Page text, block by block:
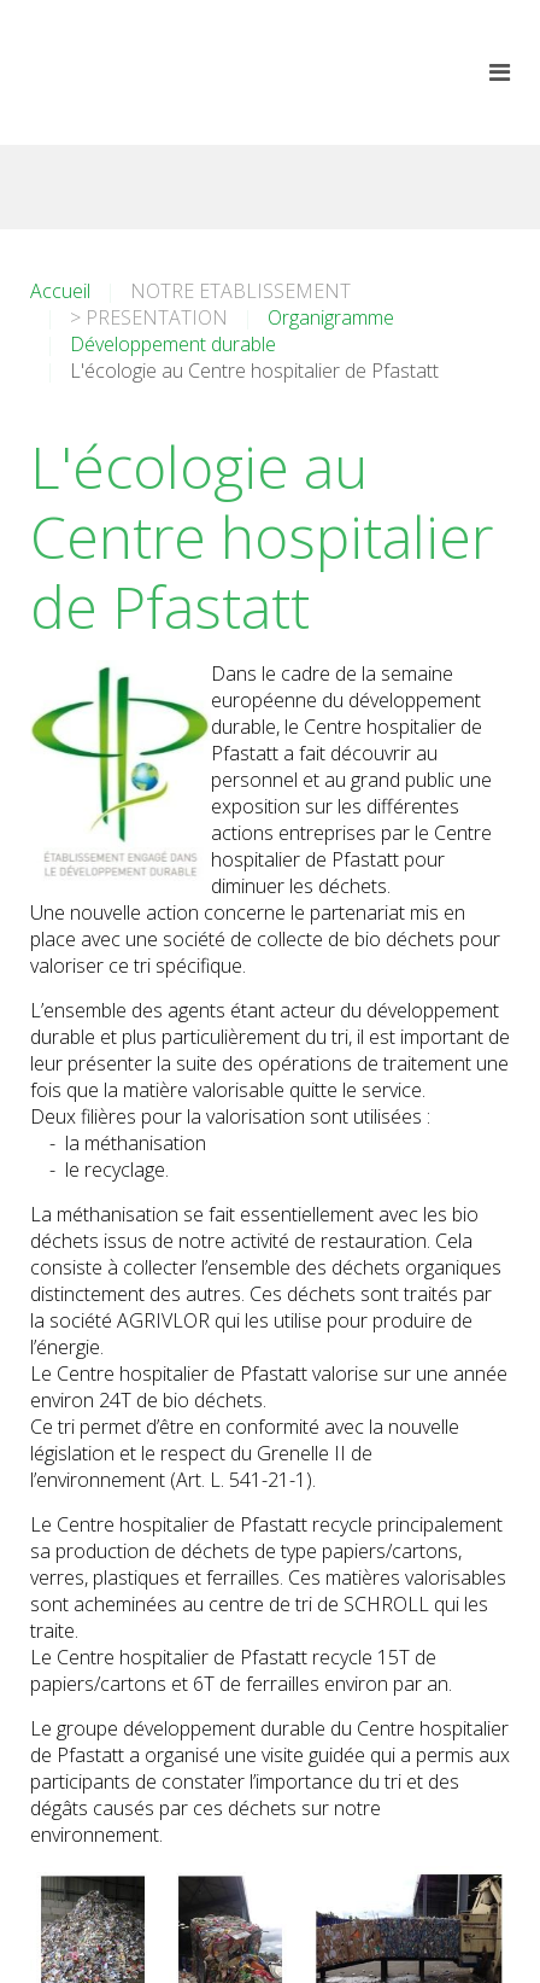
Accueil
NOTRE ETABLISSEMENT
> PRESENTATION
Organigramme
Développement durable
L'écologie au Centre hospitalier de Pfastatt
L'écologie au
Centre hospitalier
de Pfastatt
Dans le cadre de la semaine
européenne du développement
durable, le Centre hospitalier de
Pfastatt a fait découvrir au
personnel et au grand public une
exposition sur les différentes
actions entreprises par le Centre
hospitalier de Pfastatt pour
diminuer les déchets.
Une nouvelle action concerne le partenariat mis en
place avec une société de collecte de bio déchets pour
valoriser ce tri spécifique.
L’ensemble des agents étant acteur du développement
durable et plus particulièrement du tri, il est important de
leur présenter la suite des opérations de traitement une
fois que la matière valorisable quitte le service.
Deux filières pour la valorisation sont utilisées :
- la méthanisation
- le recyclage.
La méthanisation se fait essentiellement avec les bio
déchets issus de notre activité de restauration. Cela
consiste à collecter l’ensemble des déchets organiques
distinctement des autres. Ces déchets sont traités par
la société AGRIVLOR qui les utilise pour produire de
l’énergie.
Le Centre hospitalier de Pfastatt valorise sur une année
environ 24T de bio déchets.
Ce tri permet d’être en conformité avec la nouvelle
législation et le respect du Grenelle II de
l’environnement (Art. L. 541-21-1).
Le Centre hospitalier de Pfastatt recycle principalement
sa production de déchets de type papiers/cartons,
verres, plastiques et ferrailles. Ces matières valorisables
sont acheminées au centre de tri de SCHROLL qui les
traite.
Le Centre hospitalier de Pfastatt recycle 15T de
papiers/cartons et 6T de ferrailles environ par an.
Le groupe développement durable du Centre hospitalier
de Pfastatt a organisé une visite guidée qui a permis aux
participants de constater l’importance du tri et des
dégâts causés par ces déchets sur notre
environnement.